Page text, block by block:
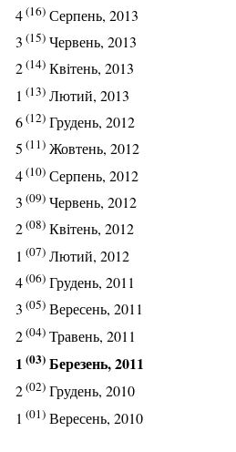
4(16) Серпень, 2013
3 (15) Червень, 2013
2(14) Квітень, 2013
1 (13) Лютий, 2013
6(12) Грудень, 2012
5 (11) Жовтень, 2012
4(10) Серпень, 2012
3 (09) Червень, 2012
2(08) Квітень, 2012
1 (07) Лютий, 2012
4(06) Грудень, 2011
3 (05) Вересень, 2011
2(04) Травень, 2011
1 (03) Березень, 2011
2(02) Грудень, 2010
1 (01) Вересень, 2010